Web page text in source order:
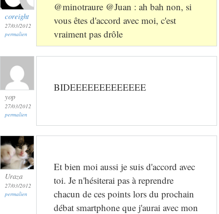
coreight
27/03/2012
permalien
@minotraure @Juan : ah bah non, si
vous êtes d'accord avec moi, c'est
vraiment pas drôle
yop
27/03/2012
permalien
BIDEEEEEEEEEEEEE
Uraza
27/03/2012
permalien
Et bien moi aussi je suis d'accord avec
toi. Je n'hésiterai pas à reprendre
chacun de ces points lors du prochain
débat smartphone que j'aurai avec mon